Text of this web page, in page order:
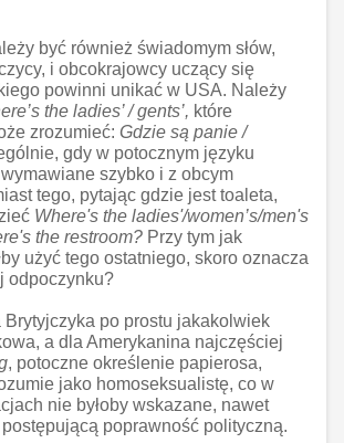
być również świadomym słów,
i obcokrajowcy uczący się
powinni unikać w USA. Należy
the ladies’ / gents’, które
zrozumieć: Gdzie są panie /
gdy w potocznym języku
szybko i z obcym
tego, pytając gdzie jest toaleta,
Where's the ladies'/women’s/men's
the restroom? Przy tym jak
użyć tego ostatniego, skoro oznacza
odpoczynku?
Brytyjczyka po prostu jakakolwiek
a dla Amerykanina najczęściej
, potoczne określenie papierosa,
jako homoseksualistę, co w
nie byłoby wskazane, nawet
poprawność polityczną.